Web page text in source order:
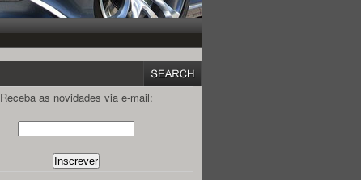
Receba as novidades via e-mail: